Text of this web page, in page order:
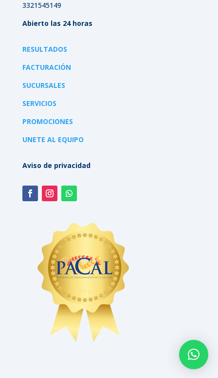
3321545149
Abierto las 24 horas
RESULTADOS
FACTURACIÓN
SUCURSALES
SERVICIOS
PROMOCIONES
UNETE AL EQUIPO
Aviso de privacidad